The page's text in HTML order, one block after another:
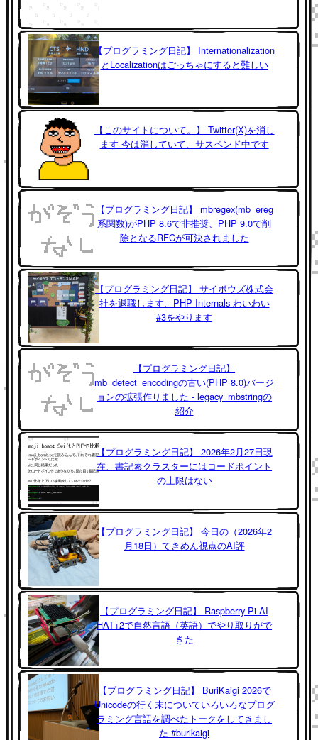
【プログラミング日記】 Internationalization
とLocalizationはごっちゃにすると難しい
【このサイトについて。】 Twitter(X)を消し
ます 今は消していて、サスペンド中です
【プログラミング日記】 mbregex(mb_ereg
系関数)がPHP 8.6で非推奨、PHP 9.0で削
除となるRFCが可決されました
【プログラミング日記】 サイボウズ株式会
社を退職します、PHP Internals わいわい
#3をやります
【プログラミング日記】
mb_detect_encodingの古い(PHP 8.0)バージ
ョンの拡張作りました - legacy_mbstringの
紹介
【プログラミング日記】 2026年2月27日現
在、書記素クラスターにはコードポイント
の上限はない
【プログラミング日記】 今日の（2026年2
月18日）てきめん視点のAI評
【プログラミング日記】 Raspberry Pi AI
HAT+2で自然言語（英語）でやり取りがで
きた
【プログラミング日記】 BuriKaigi 2026で
Unicodeの行く末についていろいろなプログ
ラミング言語を調べたトークをしてきまし
た #burikaigi